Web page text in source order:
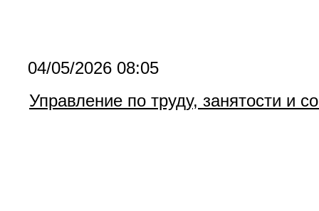
04/05/2026 08:05
Управление по труду, занятости и